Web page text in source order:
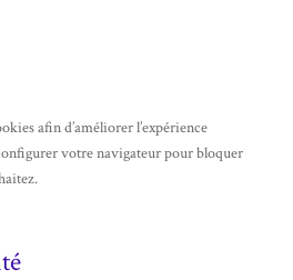
afin d’améliorer l’expérience
votre navigateur pour bloquer